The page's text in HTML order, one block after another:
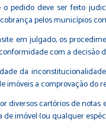
pedido deve ser feito
pelos municípios
em julgado, os
com a decisão
da
imóveis a comprovação do
diversos cartórios de
imóvel (ou qualquer